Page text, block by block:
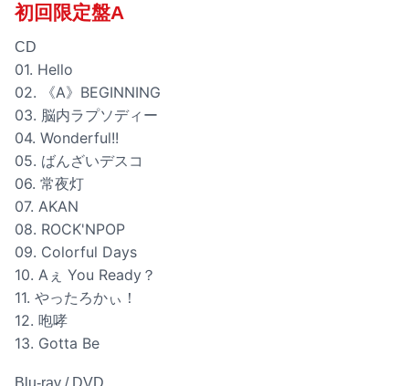
初回限定盤A
CD
01. Hello
02. 《A》BEGINNING
03. 脳内ラプソディー
04. Wonderful!!
05. ばんざいデスコ
06. 常夜灯
07. AKAN
08. ROCK'NPOP
09. Colorful Days
10. Aぇ You Ready？
11. やったろかぃ！
12. 咆哮
13. Gotta Be
Blu-ray / DVD